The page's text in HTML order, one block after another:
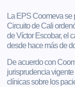
La EPS Coomeva se
Circuito de Cali
de Víctor Escobar, el
desde hace más de
De acuerdo con
jurisprudencia
clínicas sobre los